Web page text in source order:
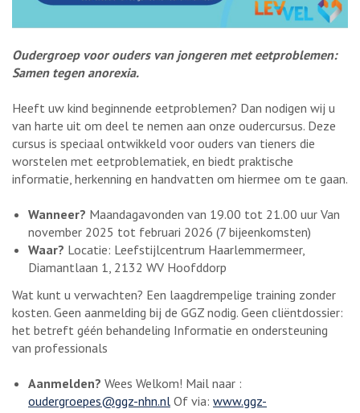
Oudergroep voor ouders van jongeren met eetproblemen:
Samen tegen anorexia.
Heeft uw kind beginnende eetproblemen? Dan nodigen wij u
van harte uit om deel te nemen aan onze oudercursus. Deze
cursus is speciaal ontwikkeld voor ouders van tieners die
worstelen met eetproblematiek, en biedt praktische
informatie, herkenning en handvatten om hiermee om te gaan.
Wanneer? Maandagavonden van 19.00 tot 21.00 uur Van
november 2025 tot februari 2026 (7 bijeenkomsten)
Waar? Locatie: Leefstijlcentrum Haarlemmermeer,
Diamantlaan 1, 2132 WV Hoofddorp
Wat kunt u verwachten? Een laagdrempelige training zonder
kosten. Geen aanmelding bij de GGZ nodig. Geen cliëntdossier:
het betreft géén behandeling Informatie en ondersteuning
van professionals
Aanmelden? Wees Welkom! Mail naar :
oudergroepes@ggz-nhn.nl Of via: www.ggz-